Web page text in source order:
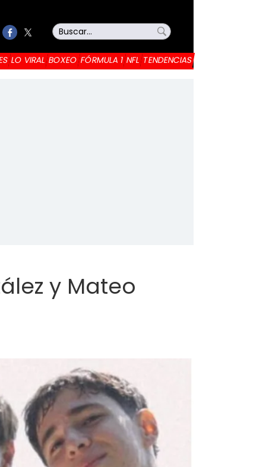
LO VIRAL BOXEO FÓRMULA 1 NFL TENDENCIAS
y Mateo